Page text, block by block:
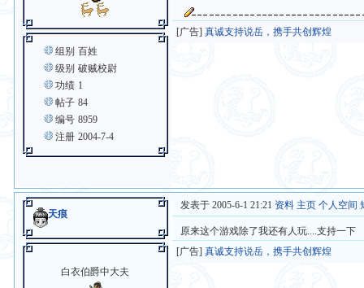
组别 百姓
级别 破贼校尉
功绩 1
帖子 84
编号 8959
注册 2004-7-4
[广告]真诚支持说岳，携手共创辉煌
天痕
白衣伯爵中大夫
发表于 2005-6-1 21:21 资料 主页 个人空间
原来这个游戏除了我还有人玩....支持一下
[广告]真诚支持说岳，携手共创辉煌